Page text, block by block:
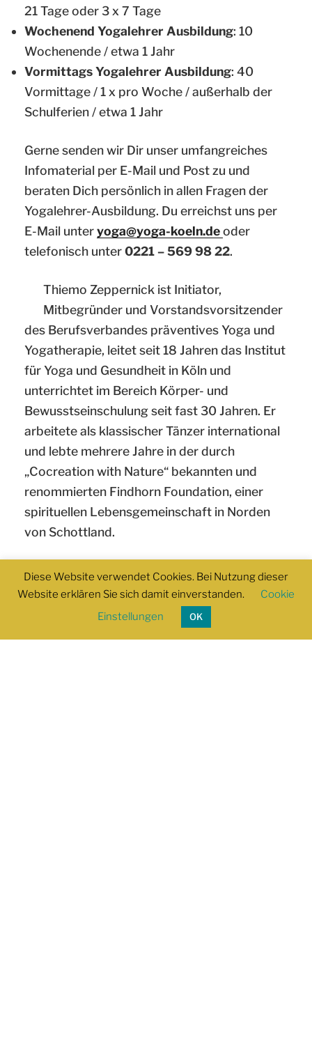
21 Tage oder 3 x 7 Tage
Wochenend Yogalehrer Ausbildung: 10
Wochenende / etwa 1 Jahr
Vormittags Yogalehrer Ausbildung: 40
Vormittage / 1 x pro Woche / außerhalb der
Schulferien / etwa 1 Jahr
Gerne senden wir Dir unser umfangreiches
Infomaterial per E-Mail und Post zu und
beraten Dich persönlich in allen Fragen der
Yogalehrer-Ausbildung. Du erreichst uns per
E-Mail unteryoga@yoga-koeln.deoder
telefonisch unter0221 – 569 98 22.
Thiemo Zeppernick ist Initiator,
Mitbegründer und Vorstandsvorsitzender
des Berufsverbandes präventives Yoga und
Yogatherapie, leitet seit 18 Jahren das Institut
für Yoga und Gesundheit in Köln und
unterrichtet im Bereich Körper- und
Bewusstseinschulung seit fast 30 Jahren. Er
arbeitete als klassischer Tänzer international
und lebte mehrere Jahre in der durch
„Cocreation with Nature“ bekannten und
renommierten Findhorn Foundation, einer
spirituellen Lebensgemeinschaft in Norden
von Schottland.
Sein Ausbildungshintergrund umfasst
verschiedene Yogatraditionen (Hatha-,
Kundalini-, Nada-Yoga) sowie therapeutische
Bereiche wie Craniosacral-Therapie,
Diese Website verwendet Cookies. Bei Nutzung dieser
Website erklären Sie sich damit einverstanden.
Cookie
Einstellungen
OK